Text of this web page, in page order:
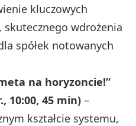
kluczowych
skutecznego wdrożenia
spółek notowanych
na horyzoncie!”
10:00, 45 min) –
kształcie systemu,